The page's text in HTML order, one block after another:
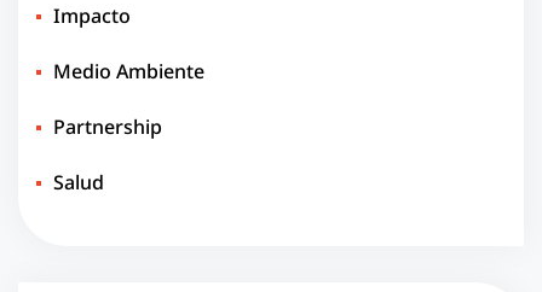
Impacto
Medio Ambiente
Partnership
Salud